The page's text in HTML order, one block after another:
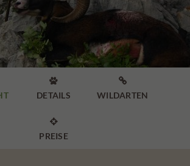

DETAILS

WILDARTEN

PREISE